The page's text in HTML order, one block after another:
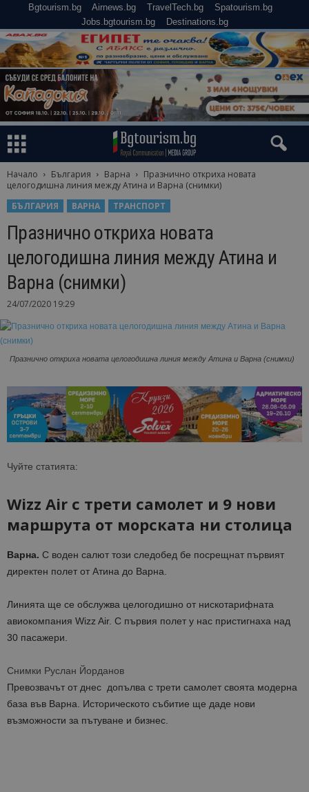
Bgtourism.bg Airnews.bg TravelTech.bg
Spatourism.bg
Jobs.bgtourism.bg
Destinations.bg
Начало България Варна
Празнично откриха новата
целогодишна линия между Атина и Варна (снимки)
БЪЛГАРИЯ
ВАРНА ТРАНСПОРТ
Празнично откриха новата
целогодишна линия между Атина и
Варна (снимки)
24/07/2020 19:29
Празнично откриха новата целогодишна линия между Атина и Варна (снимки)
Чуйте статията:
Wizz Air с трети самолет и 9 нови
маршрута от морската ни столица
Варна. С воден салют този следобед бе посрещнат първият
директен полет от Атина до Варна.
Линията ще се обслужва целогодишно от нискотарифната
авиокомпания Wizz Air. С първия полет у нас пристигнаха над
30 пасажери.
Снимки Руслан Йорданов
Превозвачът от днес допълва с трети самолет своята модерна
база във Варна. Историческото събитие ще даде нови
възможности за пътуване и бизнес.